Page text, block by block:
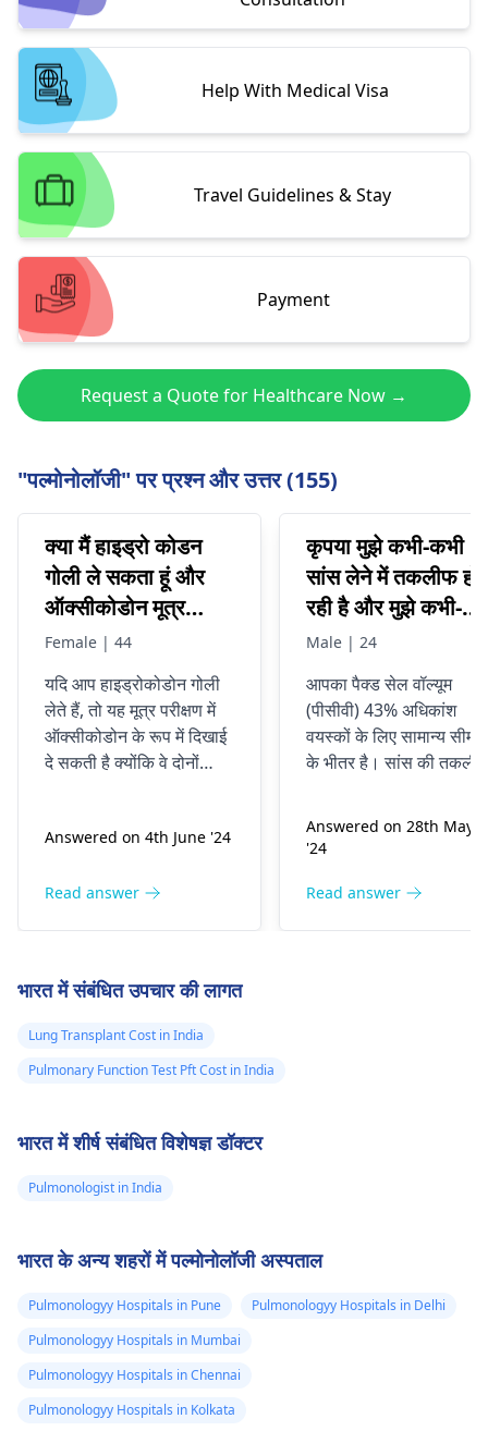
Help With Medical Visa
Travel Guidelines & Stay
Payment
Request a Quote for Healthcare Now →
"पल्मोनोलॉजी" पर प्रश्न और उत्तर (155)
क्या मैं हाइड्रो कोडन
गोली ले सकता हूं और
ऑक्सीकोडोन मूत्र
परीक्षण पास कर सकता हूं
Female | 44
यदि आप हाइड्रोकोडोन गोली
लेते हैं, तो यह मूत्र परीक्षण में
ऑक्सीकोडोन के रूप में दिखाई
दे सकती है क्योंकि वे दोनों
गति से सांस लेना शामिल है।
उपयोग करने से पहले एक
जटिलताओं को रोकने के लिए।
Answered on 4th June '24
Read answer
कृपया मुझे कभी-कभी
सांस लेने में तकलीफ हो
रही है और मुझे कभी-
कभी अपनी लार निगलने
में भी समस्या होती है,
लार कभी-कभी खत्म हो
जाती है। मैं पीसीवी
परीक्षण कराने गया और
रक्त स्तर 43 है क्या यह
बहुत ज्यादा है और क्या
यह इस सब का कारण हो
Male | 24
आपका पैक्ड सेल वॉल्यूम
(पीसीवी) 43% अधिकांश
वयस्कों के लिए सामान्य सीमा
के भीतर है। सांस की
आपके पीसीवी स्तर से
असंबंधित विभिन्न स्थितियों के
करना महत्वपूर्ण हैफुफ्फुसीय
Answered on 28th May
'24
Read answer
भारत में संबंधित उपचार की लागत
Lung Transplant Cost in India
Pulmonary Function Test Pft Cost in India
भारत में शीर्ष संबंधित विशेषज्ञ डॉक्टर
Pulmonologist in India
भारत के अन्य शहरों में पल्मोनोलॉजी अस्पताल
Pulmonologyy Hospitals in Pune
Pulmonologyy Hospitals in Delhi
Pulmonologyy Hospitals in Mumbai
Pulmonologyy Hospitals in Chennai
Pulmonologyy Hospitals in Kolkata